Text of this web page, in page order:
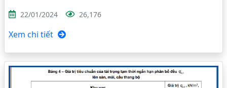
22/01/2024 26,176
Xem chi tiết